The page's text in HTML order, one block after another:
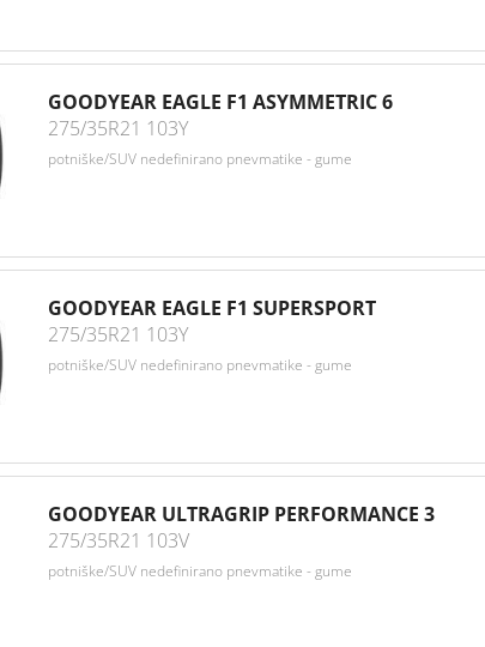
GOODYEAR EAGLE F1 ASYMMETRIC 6
275/35R21 103Y
potniške/SUV nedefinirano pnevmatike - gume
GOODYEAR EAGLE F1 SUPERSPORT
275/35R21 103Y
potniške/SUV nedefinirano pnevmatike - gume
GOODYEAR ULTRAGRIP PERFORMANCE 3
275/35R21 103V
potniške/SUV nedefinirano pnevmatike - gume